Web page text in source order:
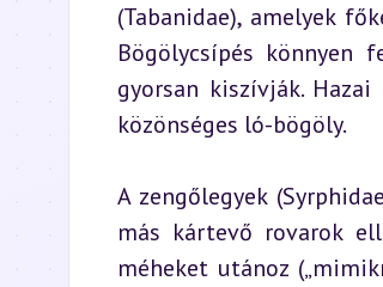
(Tabanidae), amelyek
Bögölycsípés könnyen
gyorsan kiszívják.
közönséges ló-bögöly.
A zengőlegyek
más kártevő rovarok
méheket utánoz